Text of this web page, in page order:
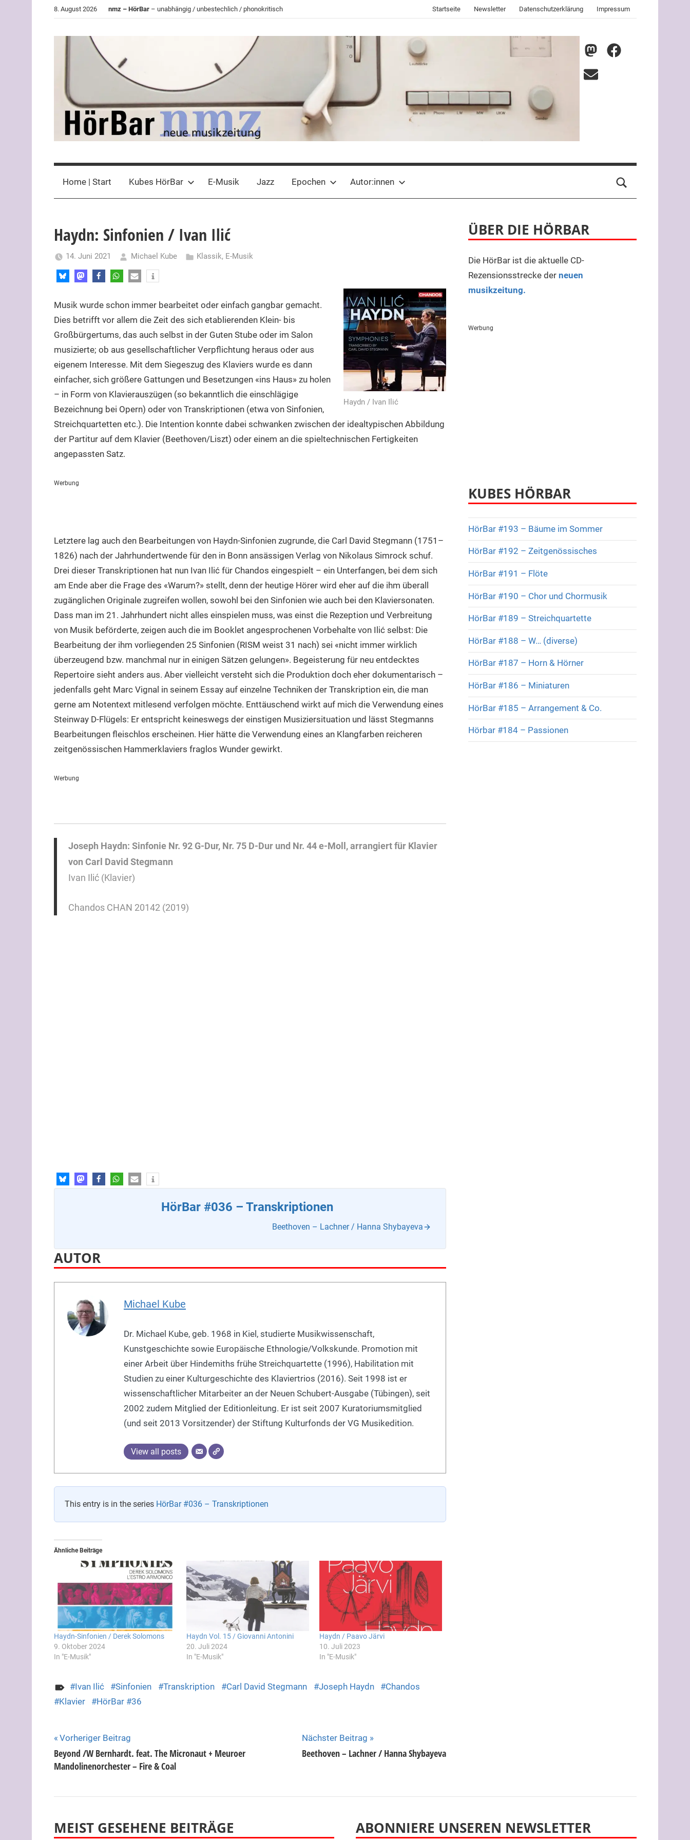
8. August 2026 nmz – HörBar – unabhängig / unbestechlich / phonokritisch Startseite Newsletter Datenschutzerklärung Impressum
HörBar
der
nmz
Mastodon
nmz
E-
Home | Start Kubes HörBar E-Musik Jazz Epochen Autor:innen
Haydn: Sinfonien / Ivan Ilić
14. Juni 2021 Michael Kube Klassik, E-Musik
Haydn / Ivan Ilić
Musik wurde schon immer bearbeitet oder einfach gangbar gemacht.
Dies betrifft vor allem die Zeit des sich etablierenden Klein- bis
Großbürgertums, das auch selbst in der Guten Stube oder im Salon
musizierte; ob aus gesellschaftlicher Verpflichtung heraus oder aus
eigenem Interesse. Mit dem Siegeszug des Klaviers wurde es dann
einfacher, sich größere Gattungen und Besetzungen «ins Haus» zu holen
– in Form von Klavierauszügen (so bekanntlich die einschlägige
Bezeichnung bei Opern) oder von Transkriptionen (etwa von Sinfonien,
Streichquartetten etc.). Die Intention konnte dabei schwanken zwischen der idealtypischen Abbildung
der Partitur auf dem Klavier (Beethoven/Liszt) oder einem an die spieltechnischen Fertigkeiten
angepassten Satz.
Werbung
Letztere lag auch den Bearbeitungen von Haydn-Sinfonien zugrunde, die Carl David Stegmann (1751–
1826) nach der Jahrhundertwende für den in Bonn ansässigen Verlag von Nikolaus Simrock schuf.
Drei dieser Transkriptionen hat nun Ivan Ilić für Chandos eingespielt – ein Unterfangen, bei dem sich
am Ende aber die Frage des «Warum?» stellt, denn der heutige Hörer wird eher auf die ihm überall
zugänglichen Originale zugreifen wollen, sowohl bei den Sinfonien wie auch bei den Klaviersonaten.
Dass man im 21. Jahrhundert nicht alles einspielen muss, was einst die Rezeption und Verbreitung
von Musik beförderte, zeigen auch die im Booklet angesprochenen Vorbehalte von Ilić selbst: Die
Bearbeitung der ihm vorliegenden 25 Sinfonien (RISM weist 31 nach) sei «nicht immer wirklich
überzeugend bzw. manchmal nur in einigen Sätzen gelungen». Begeisterung für neu entdecktes
Repertoire sieht anders aus. Aber vielleicht versteht sich die Produktion doch eher dokumentarisch –
jedenfalls geht Marc Vignal in seinem Essay auf einzelne Techniken der Transkription ein, die man
gerne am Notentext mitlesend verfolgen möchte. Enttäuschend wirkt auf mich die Verwendung eines
Steinway D-Flügels: Er entspricht keineswegs der einstigen Musiziersituation und lässt Stegmanns
Bearbeitungen fleischlos erscheinen. Hier hätte die Verwendung eines an Klangfarben reicheren
zeitgenössischen Hammerklaviers fraglos Wunder gewirkt.
Werbung
Joseph Haydn: Sinfonie Nr. 92 G-Dur, Nr. 75 D-Dur und Nr. 44 e-Moll, arrangiert für Klavier
von Carl David Stegmann
Ivan Ilić (Klavier)
Chandos CHAN 20142 (2019)
HörBar #036 – Transkriptionen
Beethoven – Lachner / Hanna Shybayeva
AUTOR
Michael Kube
Dr. Michael Kube, geb. 1968 in Kiel, studierte Musikwissenschaft,
Kunstgeschichte sowie Europäische Ethnologie/Volkskunde. Promotion mit
einer Arbeit über Hindemiths frühe Streichquartette (1996), Habilitation mit
Studien zu einer Kulturgeschichte des Klaviertrios (2016). Seit 1998 ist er
wissenschaftlicher Mitarbeiter an der Neuen Schubert-Ausgabe (Tübingen), seit
2002 zudem Mitglied der Editionleitung. Er ist seit 2007 Kuratoriumsmitglied
(und seit 2013 Vorsitzender) der Stiftung Kulturfonds der VG Musikedition.
View all posts
This entry is in the series HörBar #036 – Transkriptionen
Ähnliche Beiträge
Haydn-Sinfonien / Derek Solomons
9. Oktober 2024
In "E-Musik"
Haydn Vol. 15 / Giovanni Antonini
20. Juli 2024
In "E-Musik"
Haydn / Paavo Järvi
10. Juli 2023
In "E-Musik"
Ivan Ilić Sinfonien Transkription Carl David Stegmann Joseph Haydn
Chandos
Klavier
HörBar #36
Beitragsnavigation
Vorheriger Beitrag
Beyond /W Bernhardt. feat. The Micronaut + Meuroer
Mandolinenorchester – Fire & Coal
Nächster Beitrag
Beethoven – Lachner / Hanna Shybayeva
ÜBER DIE HÖRBAR
Die HörBar ist die aktuelle CD-
Rezensionsstrecke der neuen
musikzeitung.
Werbung
KUBES HÖRBAR
HörBar #193 – Bäume im Sommer
HörBar #192 – Zeitgenössisches
HörBar #191 – Flöte
HörBar #190 – Chor und Chormusik
HörBar #189 – Streichquartette
HörBar #188 – W… (diverse)
HörBar #187 – Horn & Hörner
HörBar #186 – Miniaturen
HörBar #185 – Arrangement & Co.
Hörbar #184 – Passionen
MEIST GESEHENE BEITRÄGE ABONNIERE UNSEREN NEWSLETTER